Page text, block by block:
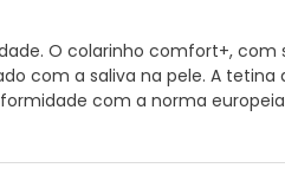
O colarinho comfort+, com
com a saliva na pele. A tetina
com a norma europeia